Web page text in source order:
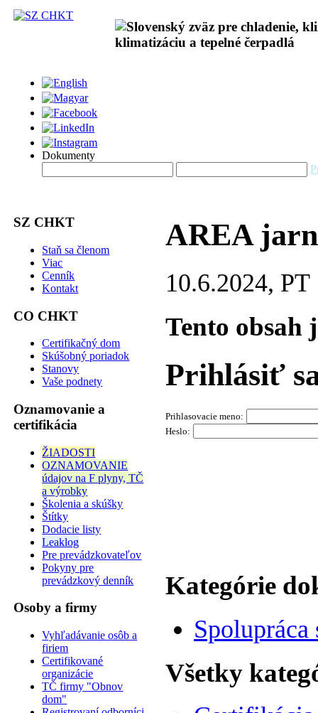
Dokumenty
SZ CHKT
Staň sa členom
Viac
Cenník
Kontakt
CO CHKT
Certifikačný dom
Skúšobný poriadok
Stanovy
Vaše podnety
Oznamovanie a
certifikácia
ŽIADOSTI
OZNAMOVANIE
údajov na F plyny, TČ
a výrobky
Školenia a skúšky
Štítky
Dodacie listy
Leaklog
Pre prevádzkovateľov
Pokyny pre
prevádzkový denník
Osoby a firmy
Vyhľadávanie osôb a
firiem
Certifikované
organizácie
TČ firmy "Obnov
dom"
AREA
10.6.2024, PT
Tento obsah
Prihlásiť
Prihlasovacie meno:
Heslo:
Kategórie
Všetky